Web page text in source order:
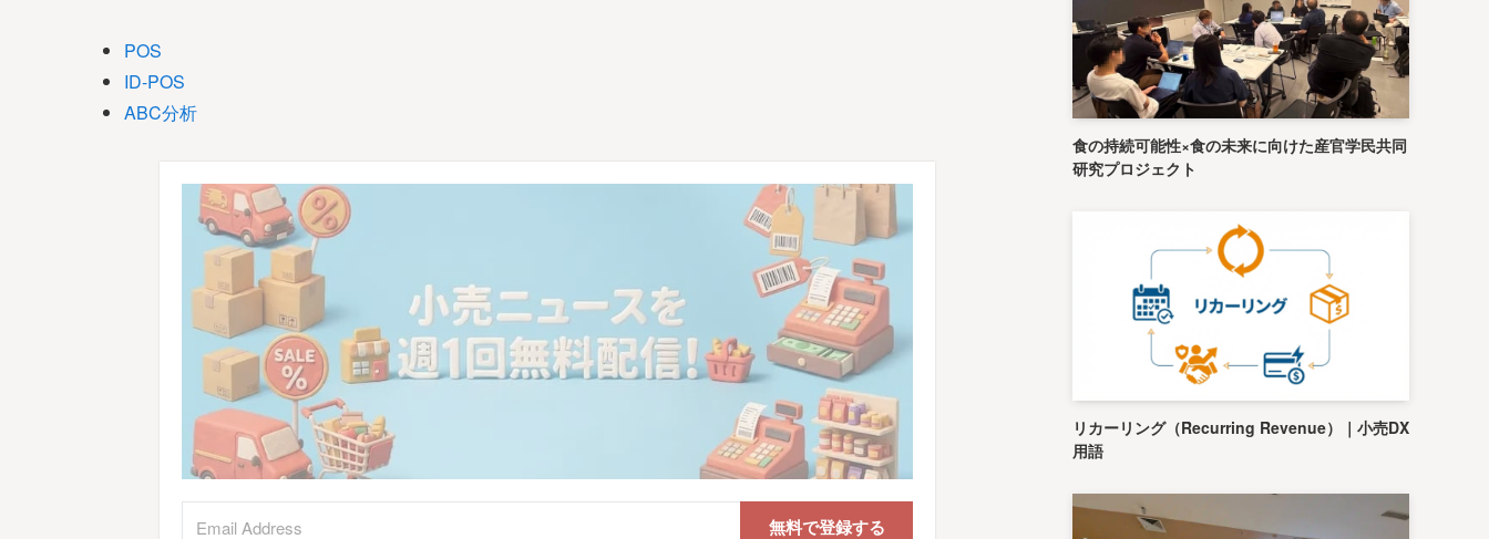
POS
ID-POS
ABC分析
無料で登録する
食の持続可能性×食の未来に向けた産官学民共同
研究プロジェクト
リカーリング（Recurring Revenue）｜小売DX
用語